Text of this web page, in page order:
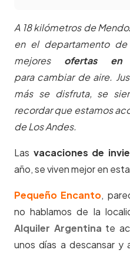
A 18 kilómetros de
en el departamento de
mejores ofertas en
para cambiar de aire.
más se disfruta, se
recordar que estamos
de Los Andes.
Las vacaciones de
año, se viven mejor en
Pequeño Encanto,
no hablamos de la
Alquiler Argentina te
unos días a descansar y